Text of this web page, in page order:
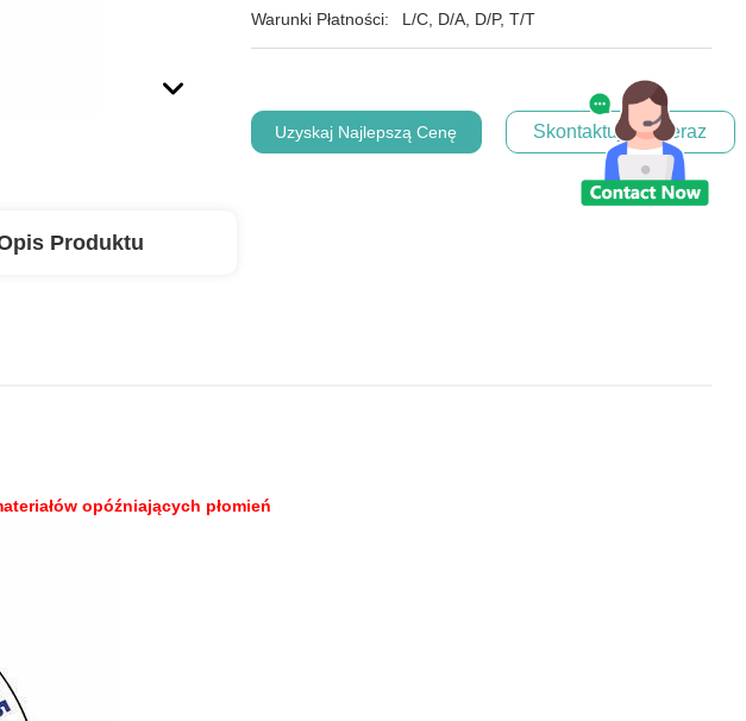
Warunki Płatności: L/C, D/A, D/P, T/T
Uzyskaj Najlepszą Cenę Skontaktuj Się Teraz
Produktu
opóźniających płomień